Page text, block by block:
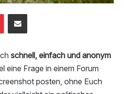
schnell, einfach und anonym
eine Frage in einem Forum
posten, ohne Euch